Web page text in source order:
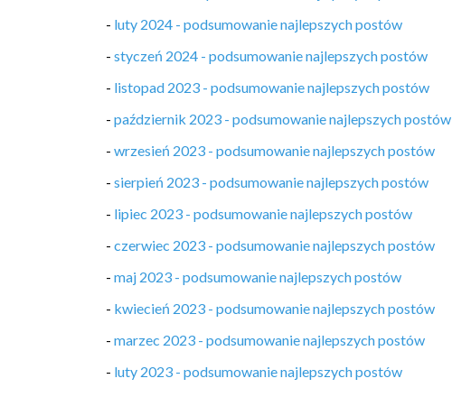
- luty 2024 - podsumowanie najlepszych postów
- styczeń 2024 - podsumowanie najlepszych postów
- listopad 2023 - podsumowanie najlepszych postów
- październik 2023 - podsumowanie najlepszych postów
- wrzesień 2023 - podsumowanie najlepszych postów
- sierpień 2023 - podsumowanie najlepszych postów
- lipiec 2023 - podsumowanie najlepszych postów
- czerwiec 2023 - podsumowanie najlepszych postów
- maj 2023 - podsumowanie najlepszych postów
- kwiecień 2023 - podsumowanie najlepszych postów
- marzec 2023 - podsumowanie najlepszych postów
- luty 2023 - podsumowanie najlepszych postów